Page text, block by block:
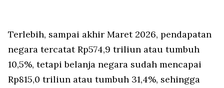
Terlebih, sampai akhir Maret 2026, pendapatan
negara tercatat Rp574,9 triliun atau tumbuh
10,5%, tetapi belanja negara sudah mencapai
Rp815,0 triliun atau tumbuh 31,4%, sehingga